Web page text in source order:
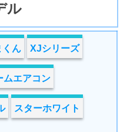
ル
くん XJシリーズ
ムエアコン
スターホワイト